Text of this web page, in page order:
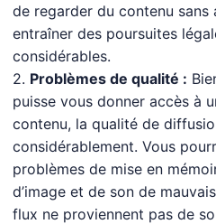
de regarder du contenu sans
entraîner des poursuites
considérables.
2. Problèmes de qualité :
puisse vous donner accès à
contenu, la qualité de
considérablement. Vous
problèmes de mise en
d’image et de son de
flux ne proviennent pas de